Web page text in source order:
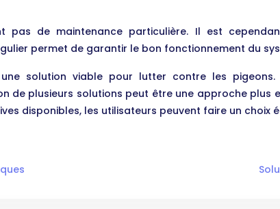
pas de maintenance particulière. Il est
permet de garantir le bon fonctionnement du
une solution viable pour lutter contre les
de plusieurs solutions peut être une approche
disponibles, les utilisateurs peuvent faire un